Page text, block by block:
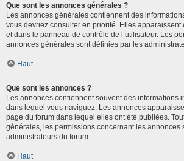
Que sont les annonces générales ?
Les annonces générales contiennent des
vous devriez consulter en priorité. Elles apparaissent
et dans le panneau de contrôle de l’utilisateur. Les
annonces générales sont définies par les
Haut
Que sont les annonces ?
Les annonces contiennent souvent des informations
dans lequel vous naviguez. Les annonces
page du forum dans lequel elles ont été publiées.
générales, les permissions concernant les annonces
administrateurs du forum.
Haut